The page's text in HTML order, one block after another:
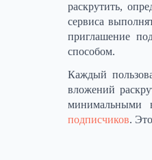
раскрутить,
сервиса
приглашение
способом.
Каждый
вложений
минимальными
подписчиков.